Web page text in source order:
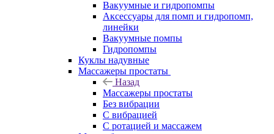
Вакуумные и гидропомпы
Аксессуары для помп и гидропомп,
линейки
Вакуумные помпы
Гидропомпы
Куклы надувные
Массажеры простаты
Назад
Массажеры простаты
Без вибрации
С вибрацией
С ротацией и массажем